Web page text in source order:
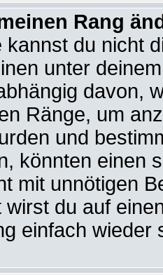
Rang
kannst du nicht
unter
davon,
Ränge, um
und
könnten einen
mit unnötigen
du auf
einfach wieder